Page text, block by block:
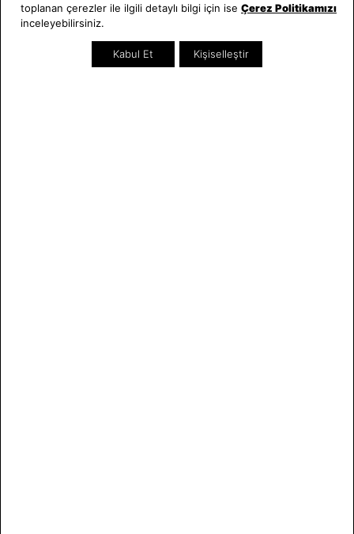
Yatırımcı İlişkileri
İndirimliler
Blog
toplanan çerezler ile ilgili detaylı bilgi için ise Çerez Politikamızı
inceleyebilirsiniz.
Kabul Et Kişiselleştir